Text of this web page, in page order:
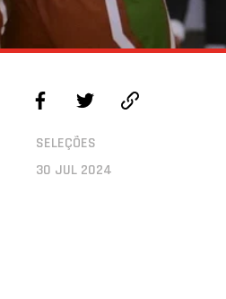
SELEÇÕES
30 JUL 2024